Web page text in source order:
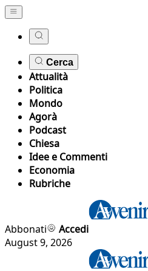
Cerca
Attualità
Politica
Mondo
Agorà
Podcast
Chiesa
Idee e Commenti
Economia
Rubriche
Abbonati
Accedi
August 9, 2026